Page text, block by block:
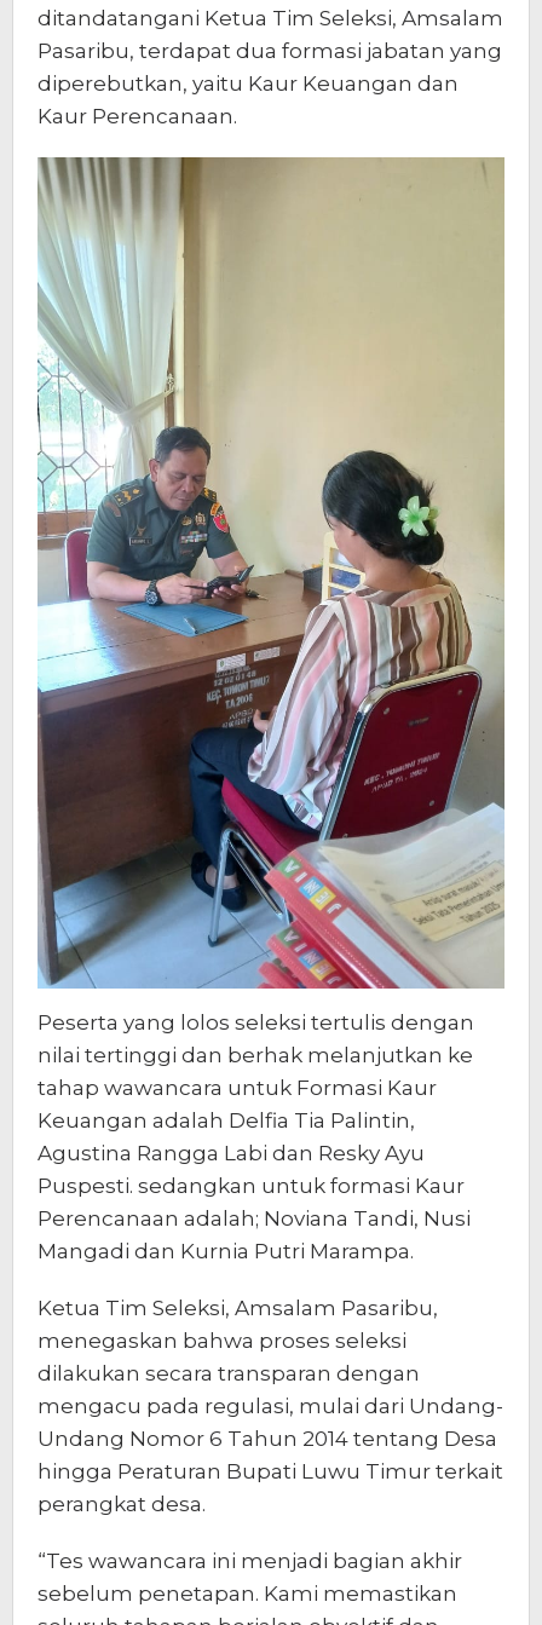
ditandatangani Ketua Tim Seleksi, Amsalam
Pasaribu, terdapat dua formasi jabatan yang
diperebutkan, yaitu Kaur Keuangan dan
Kaur Perencanaan.
Peserta yang lolos seleksi tertulis dengan
nilai tertinggi dan berhak melanjutkan ke
tahap wawancara untuk Formasi Kaur
Keuangan adalah Delfia Tia Palintin,
Agustina Rangga Labi dan Resky Ayu
Puspesti. sedangkan untuk formasi Kaur
Perencanaan adalah; Noviana Tandi, Nusi
Mangadi dan Kurnia Putri Marampa.
Ketua Tim Seleksi, Amsalam Pasaribu,
menegaskan bahwa proses seleksi
dilakukan secara transparan dengan
mengacu pada regulasi, mulai dari Undang-
Undang Nomor 6 Tahun 2014 tentang Desa
hingga Peraturan Bupati Luwu Timur terkait
perangkat desa.
“Tes wawancara ini menjadi bagian akhir
sebelum penetapan. Kami memastikan